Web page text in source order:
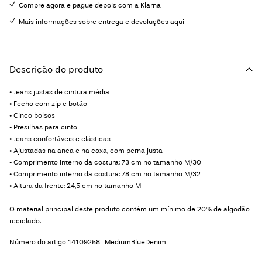
Compre agora e pague depois com a Klarna
Mais informações sobre entrega e devoluções aqui
Descrição do produto
• Jeans justas de cintura média
• Fecho com zip e botão
• Cinco bolsos
• Presilhas para cinto
• Jeans confortáveis e elásticas
• Ajustadas na anca e na coxa, com perna justa
• Comprimento interno da costura: 73 cm no tamanho M/30
• Comprimento interno da costura: 78 cm no tamanho M/32
• Altura da frente: 24,5 cm no tamanho M
O material principal deste produto contém um mínimo de 20% de algodão
reciclado.
Número do artigo 14109258_MediumBlueDenim